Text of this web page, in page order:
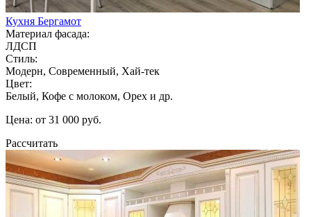
Кухня Бергамот
Материал фасада:
ЛДСП
Стиль:
Модерн, Современный, Хай-тек
Цвет:
Белый, Кофе с молоком, Орех и др.
Цена: от 31 000 руб.
Рассчитать